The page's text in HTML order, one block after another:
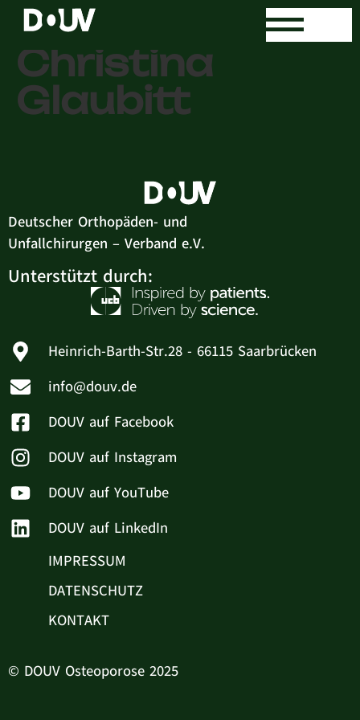
Dr. med.
Christina
Glaubitt
Deutscher Orthopäden- und
Unfallchirurgen – Verband e.V.
Unterstützt durch:
Heinrich-Barth-Str.28 - 66115 Saarbrücken
info@douv.de
DOUV auf Facebook
DOUV auf Instagram
DOUV auf YouTube
DOUV auf LinkedIn
IMPRESSUM
DATENSCHUTZ
KONTAKT
© DOUV Osteoporose 2025